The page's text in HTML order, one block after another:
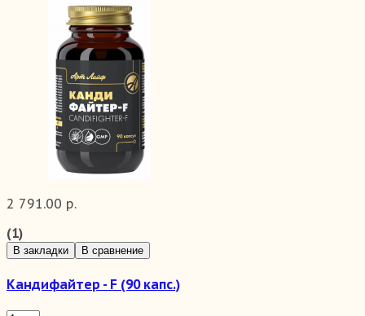
2 791.00 р.
(1)
В закладки В сравнение
Кандифайтер - F (90 капс.)